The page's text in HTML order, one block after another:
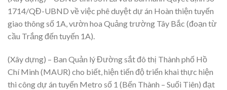
1714/QĐ-UBND về việc phê duyệt dự án Hoàn thiện tuyến
giao thông số 1A, vườn hoa Quảng trường Tây Bắc (đoạn từ
cầu Trắng đến tuyến 1A).
(Xây dựng) – Ban Quản lý Đường sắt đô thị Thành phố Hồ
Chí Minh (MAUR) cho biết, hiện tiến độ triển khai thực hiện
thi công dự án tuyến Metro số 1 (Bến Thành – Suối Tiên) đạt